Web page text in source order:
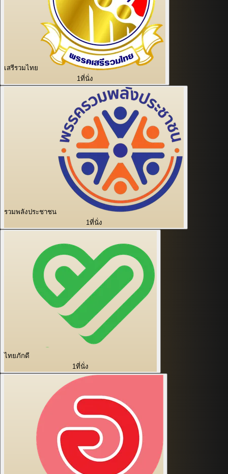
เสรีรวมไทย
1ที่นั่ง
รวมพลังประชาชน
1ที่นั่ง
ไทยภักดี
1ที่นั่ง